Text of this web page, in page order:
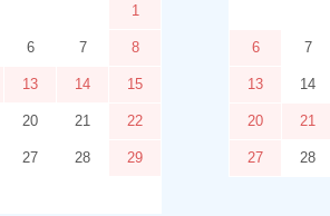
1
6 7 8
13 14 15
20 21 22
27 28 29
6 7
13 14
20 21
27 28